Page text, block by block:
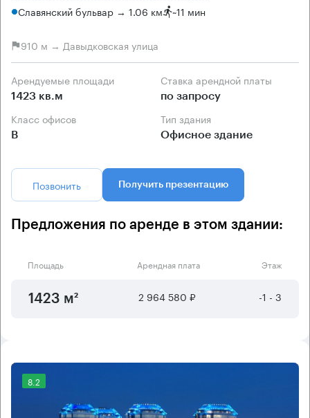
Славянский бульвар → 1.06 км ~11 мин
910 м → Давыдковская улица
Арендуемые площади
1423 кв.м
Ставка арендной платы
по запросу
Класс офисов
B
Тип здания
Офисное здание
Позвонить Получить презентацию
Предложения по аренде в этом здании:
Площадь Арендная плата Этаж
1423 м² 2 964 580 ₽ -1 - 3
8.2